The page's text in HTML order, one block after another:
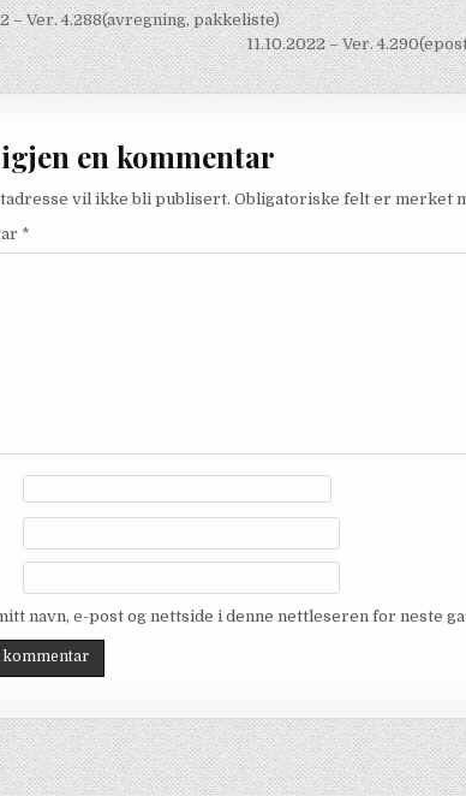
– Ver. 4.288(avregning, pakkeliste)
11.10.2022 – Ver.
en kommentar
vil ikke bli publisert. Obligatoriske felt er merket
*
navn, e-post og nettside i denne nettleseren for neste